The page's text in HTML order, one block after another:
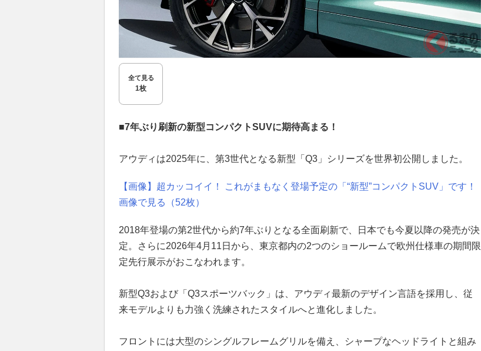
全て見る
1枚
■7年ぶり刷新の新型コンパクトSUVに期待高まる！
アウディは2025年に、第3世代となる新型「Q3」シリーズを世界初公開しました。
【画像】超カッコイイ！ これがまもなく登場予定の「“新型”コンパクトSUV」です！
画像で見る（52枚）
2018年登場の第2世代から約7年ぶりとなる全面刷新で、日本でも今夏以降の発売が決
定。さらに2026年4月11日から、東京都内の2つのショールームで欧州仕様車の期間限
定先行展示がおこなわれます。
新型Q3および「Q3スポーツバック」は、アウディ最新のデザイン言語を採用し、従
来モデルよりも力強く洗練されたスタイルへと進化しました。
フロントには大型のシングルフレームグリルを備え、シャープなヘッドライトと組み